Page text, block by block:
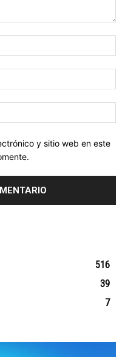
y sitio web en este
516
39
7